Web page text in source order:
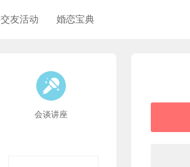
交友活动 婚恋宝典

会谈讲座